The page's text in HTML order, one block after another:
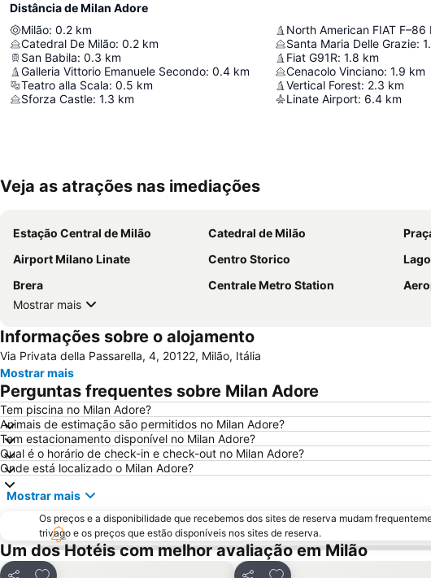
Distância de Milan Adore
Milão: 0.2 km
Catedral De Milão: 0.2 km
San Babila: 0.3 km
Galleria Vittorio Emanuele Secondo: 0.4 km
Teatro alla Scala: 0.5 km
Sforza Castle: 1.3 km
North American FIAT F–86
Santa Maria Delle Grazie:
Fiat G91R: 1.8 km
Cenacolo Vinciano: 1.9 km
Vertical Forest: 2.3 km
Linate Airport: 6.4 km
Veja as atrações nas imediações
Estação Central de Milão Catedral de Milão
Airport Milano Linate
Centro Storico
Brera
Centrale Metro Station
Mostrar mais
Informações sobre o alojamento
Via Privata della Passarella, 4, 20122, Milão, Itália
Mostrar mais
Perguntas frequentes sobre Milan Adore
Tem piscina no Milan Adore?
Animais de estimação são permitidos no Milan Adore?
Tem estacionamento disponível no Milan Adore?
Qual é o horário de check-in e check-out no Milan Adore?
Onde está localizado o Milan Adore?
Mostrar mais
Os preços e a disponibilidade que recebemos dos sites de reserva mudam
trivago e os preços que estão disponíveis nos sites de reserva.
Um dos Hotéis com melhor avaliação em Milão
Adicionar aos favoritos Adicionar aos favoritos